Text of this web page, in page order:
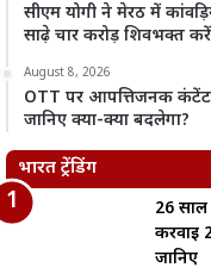
सीएम योगी ने मेरठ में
साढ़े चार करोड़ शिवभक्त
August 8, 2026
OTT पर आपत्तिजनक कंटेंट
जानिए क्या-क्या बदलेगा?
भारत ट्रेंडिंग
26
करवाई
जानिए